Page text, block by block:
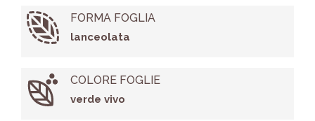
FORMA FOGLIA
lanceolata
COLORE FOGLIE
verde vivo